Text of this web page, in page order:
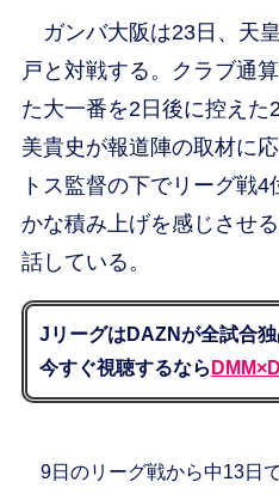
ガンバ大阪は23日、天
戸と対戦する。クラブ通
た大一番を2日後に控え
美貴史が報道陣の取材に
トス監督の下でリーグ戦
かな積み上げを感じさせ
話している。
JリーグはDAZNが全試合独
今すぐ視聴するなら
9日のリーグ戦から中13日